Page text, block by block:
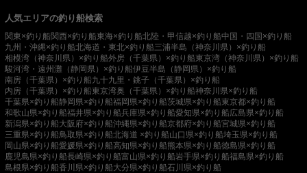
人気エリアの釣り船検索
関東×釣り船関西×釣り船東海×釣り船北陸・甲信越×釣り船中国・四国×釣り船
九州・沖縄×釣り船北海道・東北×釣り船三浦半島（神奈川県）×釣り船
相模湾（神奈川県）×釣り船外房（千葉県）×釣り船東京湾（神奈川県）×釣り船
駿河湾・遠州灘（静岡県）×釣り船伊豆半島（静岡県）×釣り船
南房（千葉県）×釣り船九十九里・銚子（千葉県）×釣り船
内房（千葉県）×釣り船東京湾奥（千葉県）×釣り船神奈川県×釣り船
千葉県×釣り船静岡県×釣り船福岡県×釣り船茨城県×釣り船東京都×釣り船
和歌山県×釣り船福井県×釣り船兵庫県×釣り船愛知県×釣り船広島県×釣り船
新潟県×釣り船大阪府×釣り船沖縄県×釣り船京都府×釣り船宮城県×釣り船
三重県×釣り船鳥取県×釣り船北海道 ×釣り船山口県×釣り船埼玉県×釣り船
岡山県×釣り船愛媛県×釣り船高知県×釣り船熊本県×釣り船徳島県×釣り船
鹿児島県×釣り船長崎県×釣り船富山県×釣り船岩手県×釣り船福島県×釣り船
島根県×釣り船香川県×釣り船大分県×釣り船石川県×釣り船